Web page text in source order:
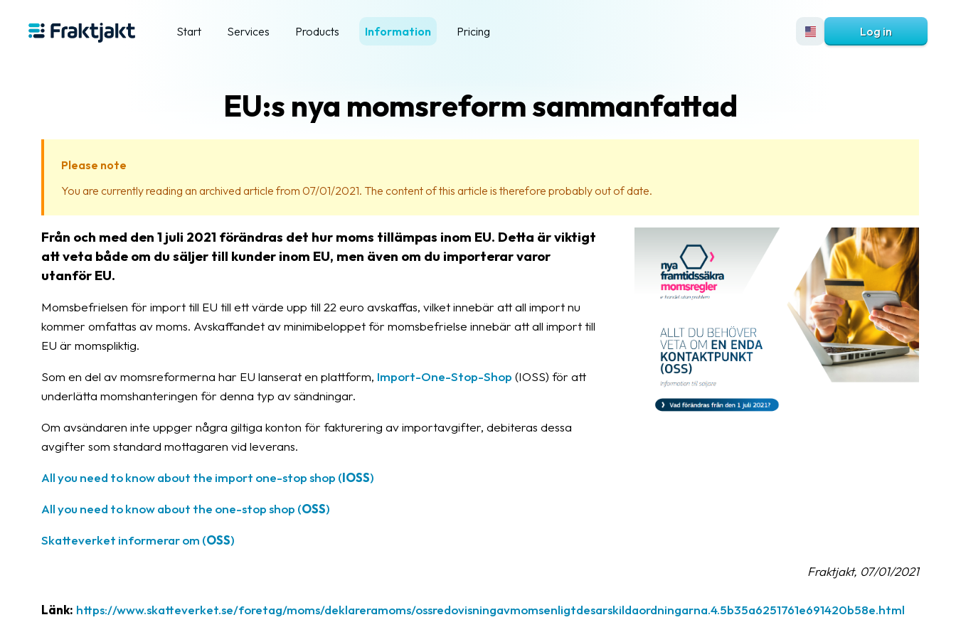
Start Services Products Information Pricing Log in
EU:s nya momsreform sammanfattad
Please note
You are currently reading an archived article from 07/01/2021. The content of this article is therefore probably out of date.
Från och med den 1 juli 2021 förändras det hur moms tillämpas inom EU. Detta är viktigt
att veta både om du säljer till kunder inom EU, men även om du importerar varor
utanför EU.
Momsbefrielsen för import till EU till ett värde upp till 22 euro avskaffas, vilket innebär att all import nu
kommer omfattas av moms. Avskaffandet av minimibeloppet för momsbefrielse innebär att all import till
EU är momspliktig.
Som en del av momsreformerna har EU lanserat en plattform, Import-One-Stop-Shop (IOSS) för att
underlätta momshanteringen för denna typ av sändningar.
Om avsändaren inte uppger några giltiga konton för fakturering av importavgifter, debiteras dessa
avgifter som standard mottagaren vid leverans.
All you need to know about the import one-stop shop (IOSS)
All you need to know about the one-stop shop (OSS)
Skatteverket informerar om (OSS)
Fraktjakt, 07/01/2021
Länk: https://www.skatteverket.se/foretag/moms/deklareramoms/ossredovisningavmomsenligtdesarskildaordningarna.4.5b35a6251761e691420b58e.html